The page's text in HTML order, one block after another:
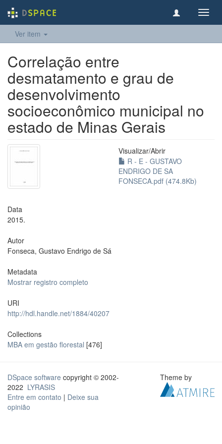
Ver item
Correlação entre
desmatamento e grau de
desenvolvimento
socioeconômico municipal no
estado de Minas Gerais
Visualizar/Abrir
R - E - GUSTAVO
ENDRIGO DE SA
FONSECA.pdf (474.8Kb)
Data
2015.
Autor
Fonseca, Gustavo Endrigo de Sá
Metadata
Mostrar registro completo
URI
http://hdl.handle.net/1884/40207
Collections
MBA em gestão florestal [476]
DSpace software copyright © 2002-
2022 LYRASIS
Entre em contato | Deixe sua
opinião
Theme by